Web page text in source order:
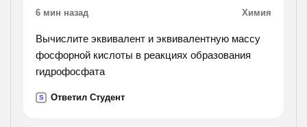
квадрата.
6 мин назад Химия
Вычислите эквивалент и эквивалентную массу
фосфорной кислоты в реакциях образования
гидрофосфата
S Ответил Студент